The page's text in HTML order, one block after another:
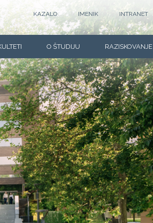
KAZALO IMENIK INTRANET
O ŠTUDIJU RAZISKOVANJE